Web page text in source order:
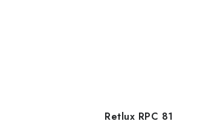
Retlux RPC 81